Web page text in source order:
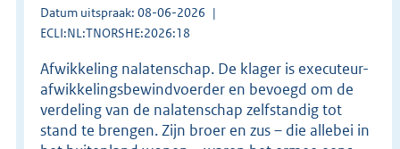
Datum uitspraak: 08-06-2026
ECLI:NL:TNORSHE:2026:18
Afwikkeling nalatenschap. De klager is executeur-
afwikkelingsbewindvoerder en bevoegd om de
verdeling van de nalatenschap zelfstandig tot
stand te brengen. Zijn broer en zus – die allebei in